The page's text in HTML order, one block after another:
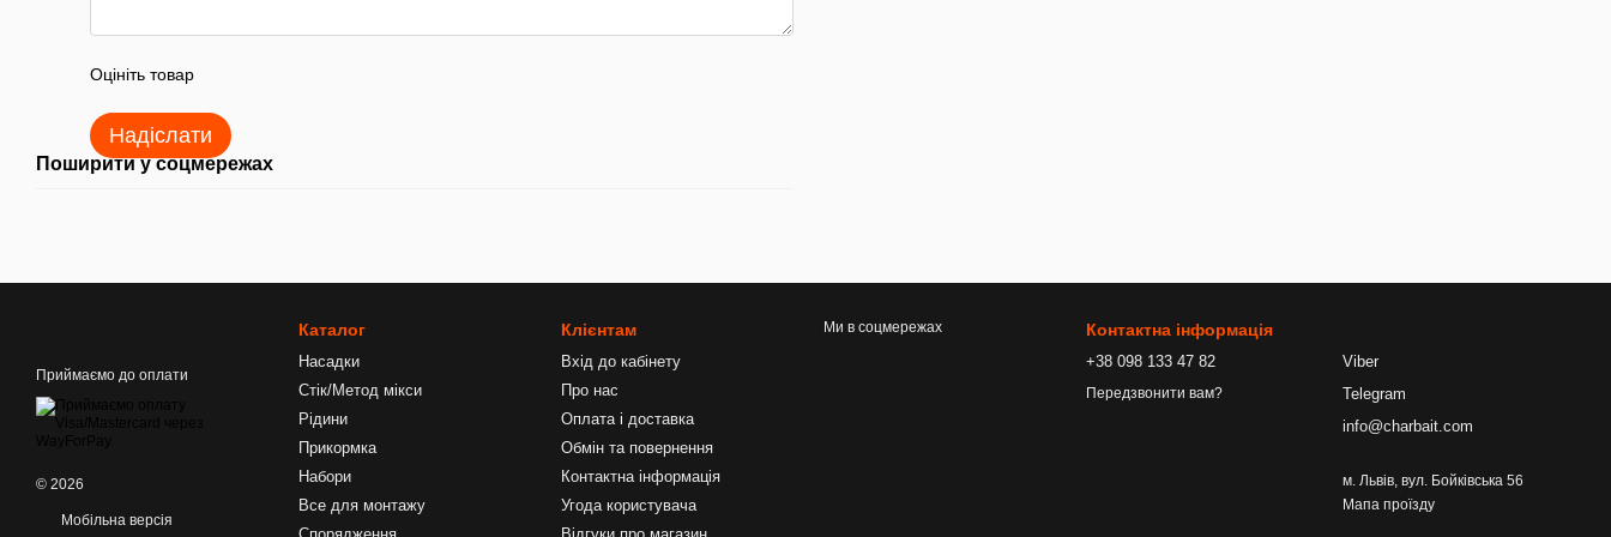
Оцініть товар
Надіслати
Поширити у соцмережах
Приймаємо до оплати
© 2026
Мобільна версія
Каталог
Насадки
Стік/Метод мікси
Рідини
Прикормка
Набори
Все для монтажу
Клієнтам
Вхід до кабінету
Про нас
Оплата і доставка
Обмін та повернення
Контактна інформація
Угода користувача
Ми в соцмережах Контактна інформація
+38 098 133 47 82
Передзвонити вам?
Viber
Telegram
info@charbait.com
м. Львів, вул. Бойківська 56
Мапа проїзду